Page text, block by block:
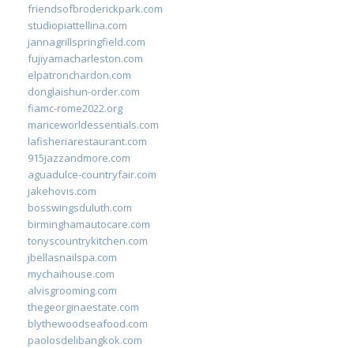
friendsofbroderickpark.com
studiopiattellina.com
jannagrillspringfield.com
fujiyamacharleston.com
elpatronchardon.com
donglaishun-order.com
fiamc-rome2022.org
mariceworldessentials.com
lafisheriarestaurant.com
915jazzandmore.com
aguadulce-countryfair.com
jakehovis.com
bosswingsduluth.com
birminghamautocare.com
tonyscountrykitchen.com
jbellasnailspa.com
mychaihouse.com
alvisgrooming.com
thegeorginaestate.com
blythewoodseafood.com
paolosdelibangkok.com